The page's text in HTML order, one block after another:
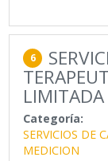
6
LIMITADA
Categoría:
SERVICIOS DE
MEDICION